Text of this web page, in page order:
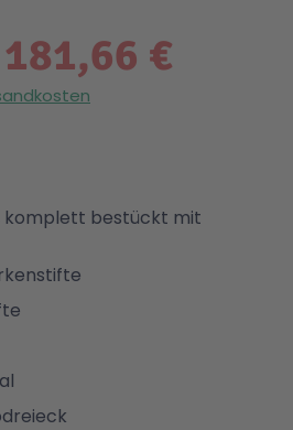
181,66 €
komplett bestückt mit